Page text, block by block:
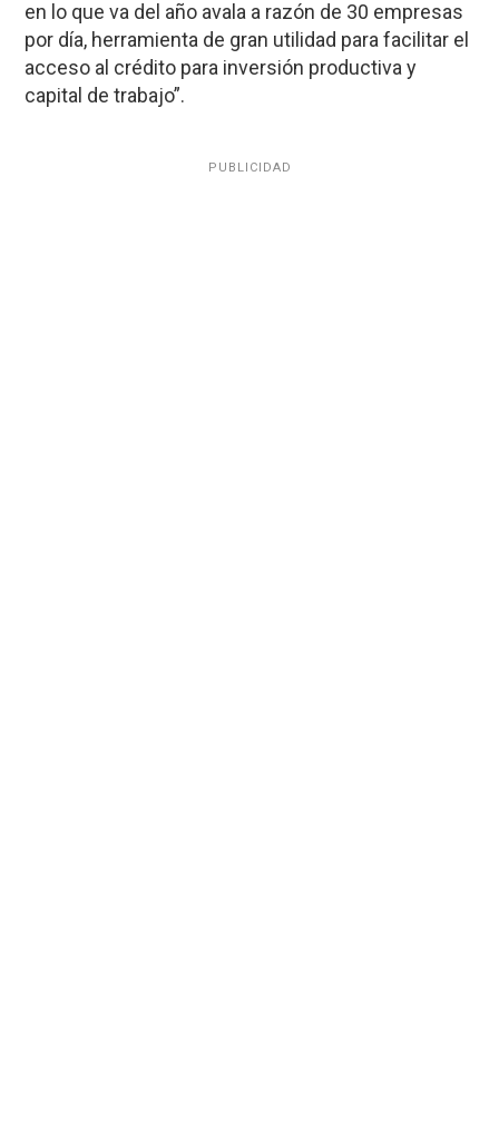
en lo que va del año avala a razón de 30 empresas
por día, herramienta de gran utilidad para facilitar el
acceso al crédito para inversión productiva y
capital de trabajo”.
PUBLICIDAD